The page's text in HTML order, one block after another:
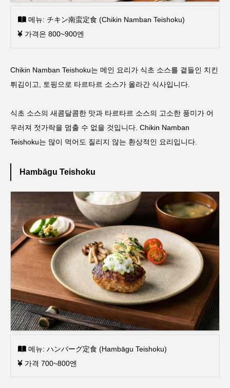
메뉴: チキン南蛮定食 (Chikin Namban Teishoku)
가격은 800~900엔
Chikin Namban Teishoku는 메인 요리가 식초 소스를 곁들인 치킨
튀김이고, 토핑으로 타르타르 소스가 올라간 식사입니다.
식초 소스의 새콤달콤한 맛과 타르타르 소스의 고소한 풍미가 어
우러져 젓가락을 멈출 수 없을 것입니다. Chikin Namban
Teishoku는 많이 먹어도 질리지 않는 환상적인 요리입니다.
Hambāgu Teishoku
메뉴: ハンバーグ定食 (Hambāgu Teishoku)
가격 700~800엔